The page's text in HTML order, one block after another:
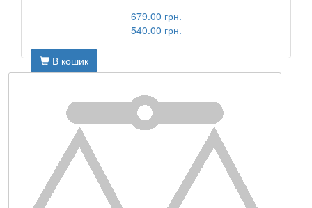
679.00 грн.
540.00 грн.
В кошик